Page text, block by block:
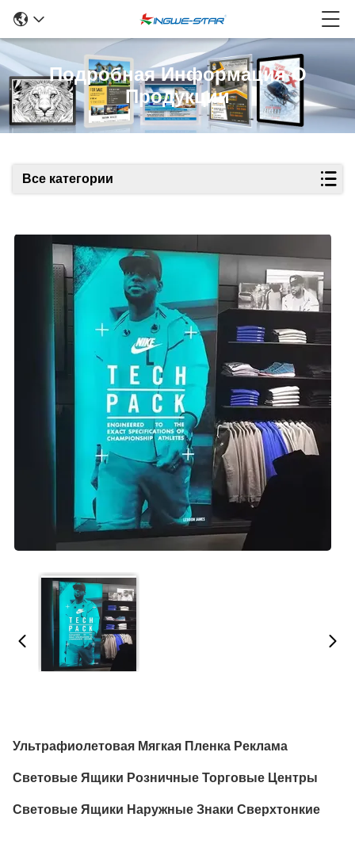
Подробная Информация О
Продукции
Все категории
Ультрафиолетовая Мягкая Пленка Реклама
Световые Ящики Розничные Торговые Центры
Световые Ящики Наружные Знаки Сверхтонкие